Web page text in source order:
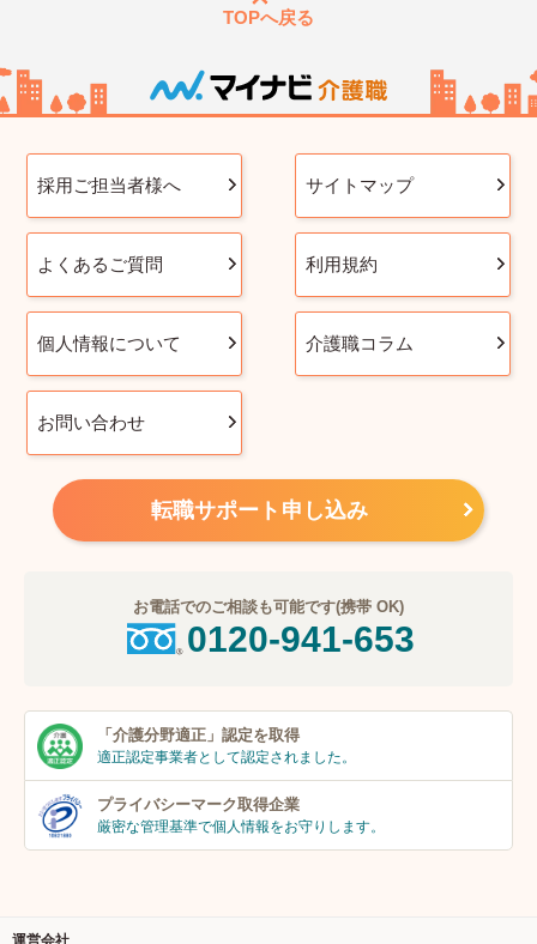
TOPへ戻る
採用ご担当者様へ サイトマップ
よくあるご質問 利用規約
個人情報について 介護職コラム
お問い合わせ
転職サポート申し込み
お電話でのご相談も可能です(携帯 OK)
0120-941-653
「介護分野適正」 認定を取得
適正認定事業者として認定されました。
プライバシーマーク取得企業
厳密な管理基準で個人情報をお守りします。